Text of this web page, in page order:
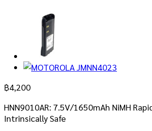
฿4,200
HNN9010AR: 7.5V/1650mAh NiMH
Intrinsically Safe